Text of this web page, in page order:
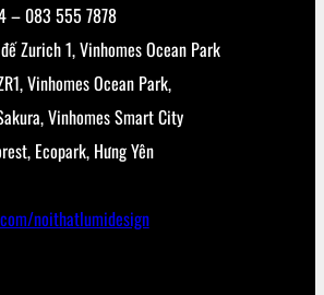
– 083 555 7878
Zurich 1, Vinhomes Ocean Park
Vinhomes Ocean Park,
Vinhomes Smart City
Ecopark, Hưng Yên
noithatlumidesign